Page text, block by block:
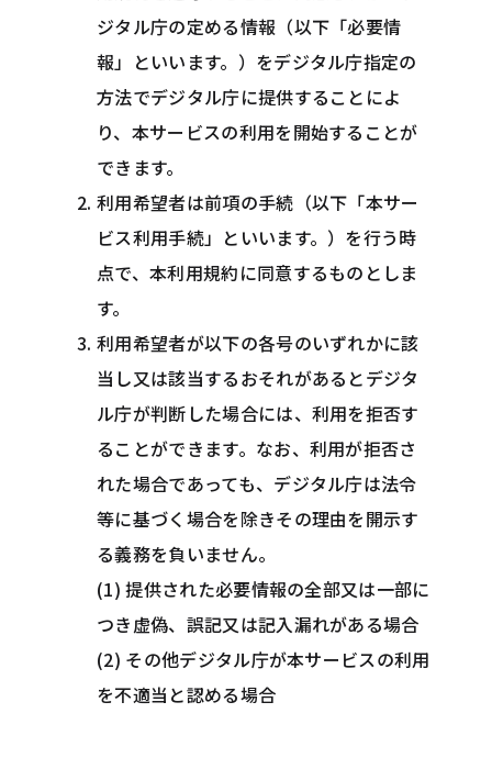
ジタル庁の定める情報（以下「必要情
報」といいます。）をデジタル庁指定の
方法でデジタル庁に提供することによ
り、本サービスの利用を開始することが
できます。
利用希望者は前項の手続（以下「本サー
ビス利用手続」といいます。）を行う時
点で、本利用規約に同意するものとしま
す。
利用希望者が以下の各号のいずれかに該
当し又は該当するおそれがあるとデジタ
ル庁が判断した場合には、利用を拒否す
ることができます。なお、利用が拒否さ
れた場合であっても、デジタル庁は法令
等に基づく場合を除きその理由を開示す
る義務を負いません。
(1) 提供された必要情報の全部又は一部に
つき虚偽、誤記又は記入漏れがある場合
(2) その他デジタル庁が本サービスの利用
を不適当と認める場合